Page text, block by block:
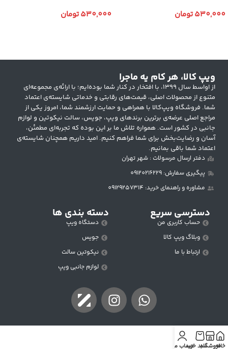
530,000تومان
530,000تومان
ویپ کالا، هر کام یه ماجرا
از اواسط سال ۱۳۹۹، با افتخار در کنار شما بوده‌ایم؛ با ارائه‌ی مجموعه‌ای
متنوع از محصولات اصلی، قیمت‌های رقابتی و خدماتی شایسته‌ی اعتماد
شما. فروشگاه ویپ‌کالا با همراهی و حمایت ارزشمند شما، امروز یکی از
مراجع اصلی عرضه‌ی برترین برندهای ویپ، جویس، سالت نیکوتین و لوازم
جانبی در کشور است. همواره تلاش ما بر این بوده که تجربه‌ای مطمئن،
آسان و رضایت‌بخش برای شما فراهم کنیم. امید داریم همچنان شایسته‌ی
اعتماد شما باقی بمانیم.
دفتر ارسال مرسولات : شهر تهران
پیگیری سفارش: 09120216229
مشاوره و راهنمای خرید: 09129257314
دسترسی سریع
حساب کاربری من
وبلاگ ویپ کالا
ارتباط با ما
دسته بندی ها
دستگاه ویپ
جویس
نیکوتین سالت
لوازم جانبی ویپ
خانهفروشگاهسبد خریدحساب من